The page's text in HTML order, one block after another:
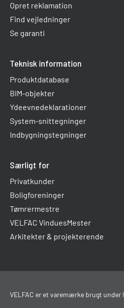
Opret reklamation
Find vejledninger
Se garanti
Teknisk information
Produktdatabase
BIM-objekter
Ydeevnedeklarationer
System-snittegninger
Indbygningstegninger
Særligt for
Privatkunder
Boligforeninger
Tømrermestre
VELFAC VinduesMester
Arkitekter & projekterende
VELFAC er et varemærke brugt under